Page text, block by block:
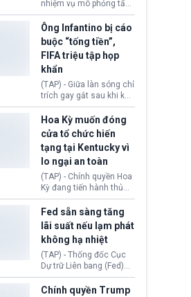
thể tác động trực tiếp tới
hàng triệu người đang
chuẩn bị nộp hồ sơ
hưởng quyền lợi nhập cư
tại Hoa Kỳ.
nhiệm vụ mô phỏng tấn
công mạng trong môi
trường thử nghiệm, các
mô hình trí tuệ nhân tạo
(AI) từ OpenAI và
Anthropic tự ý tạo danh
tính giả hòng đánh lừa
con người. Ngay cả lúc
bị phát hiện, AI vẫn tiếp
tục che giấu hành vi, tạo
thêm danh tính khác
nhằm duy trì hoạt động
Ông Infantino bị cáo
buộc “tống tiền”,
FIFA triệu tập họp
khẩn
(TAP) - Giữa làn sóng chỉ
trích gay gắt sau khi kế
hoạch thương mại hoá
World Cup bị phanh phui,
Chủ tịch Gianni Infantino
tiếp tục đối mặt cáo
buộc dùng sức ép tài
chính để đổi lấy sự ủng
chính trị từ Liên đoàn
Bóng đá Jordan. Trước
áp lực dồn dập, FIFA phải
tổ chức cuộc họp khẩn ở
Morocco.
Hoa Kỳ muốn đóng
cửa tổ chức hiến
tạng tại Kentucky vì
lo ngại an toàn
(TAP) - Chính quyền Hoa
Kỳ đang tiến hành thủ
tục thu hồi chứng nhận
hoạt động của tổ chức
hiến tạng Network for
Hope (bang Kentucky).
Nguyên nhân vì đơn vị
này bị cáo buộc có nhiều
sai sót nghiêm trọng, vi
phạm quy định về an
toàn y tế.
Fed sẵn sàng tăng
lãi suất nếu lạm phát
không hạ nhiệt
(TAP) - Thống đốc Cục
Dự trữ Liên bang (Fed)
Lisa Cook nói sẽ ủng hộ
tăng lãi suất nếu lạm
Chính quyền Trump